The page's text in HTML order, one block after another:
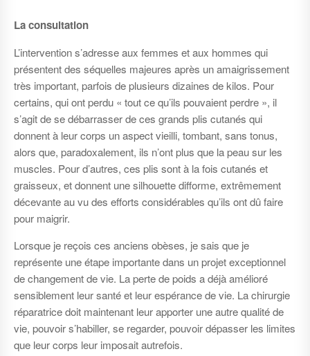
La consultation
L’intervention s’adresse aux femmes et aux hommes qui
présentent des séquelles majeures après un amaigrissement
très important, parfois de plusieurs dizaines de kilos. Pour
certains, qui ont perdu « tout ce qu’ils pouvaient perdre », il
s’agit de se débarrasser de ces grands plis cutanés qui
donnent à leur corps un aspect vieilli, tombant, sans tonus,
alors que, paradoxalement, ils n’ont plus que la peau sur les
muscles. Pour d’autres, ces plis sont à la fois cutanés et
graisseux, et donnent une silhouette difforme, extrêmement
décevante au vu des efforts considérables qu’ils ont dû faire
pour maigrir.
Lorsque je reçois ces anciens obèses, je sais que je
représente une étape importante dans un projet exceptionnel
de changement de vie. La perte de poids a déjà amélioré
sensiblement leur santé et leur espérance de vie. La chirurgie
réparatrice doit maintenant leur apporter une autre qualité de
vie, pouvoir s’habiller, se regarder, pouvoir dépasser les limites
que leur corps leur imposait autrefois.